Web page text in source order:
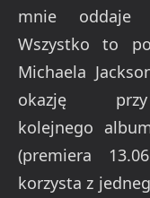
mnie oddaje
Wszystko to
Michaela
okazję
kolejnego
(premiera
korzysta z